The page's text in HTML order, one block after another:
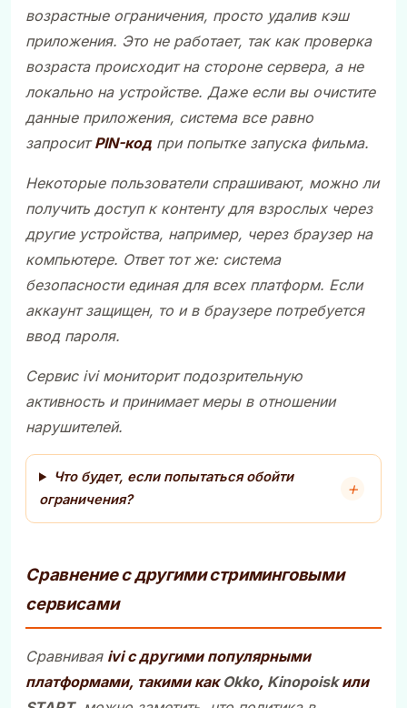
возрастные ограничения, просто удалив кэш
приложения. Это не работает, так как проверка
возраста происходит на стороне сервера, а не
локально на устройстве. Даже если вы очистите
данные приложения, система все равно
запроситPIN-код при попытке запуска фильма.
Некоторые пользователи спрашивают, можно ли
получить доступ к контенту для взрослых через
другие устройства, например, через браузер на
компьютере. Ответ тот же: система
безопасности единая для всех платформ. Если
аккаунт защищен, то и в браузере потребуется
ввод пароля.
Сервис iviмониторит подозрительную
активность и принимает меры в отношении
нарушителей.
Что будет, если попытаться обойти
ограничения?
Сравнение с другими стриминговыми
сервисами
Сравнивая iviс другими популярными
платформами, такими как Okko, Kinopoiskили